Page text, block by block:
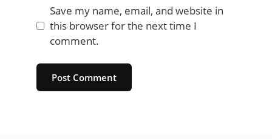
Save my name, email, and website in
this browser for the next time I
comment.
Website